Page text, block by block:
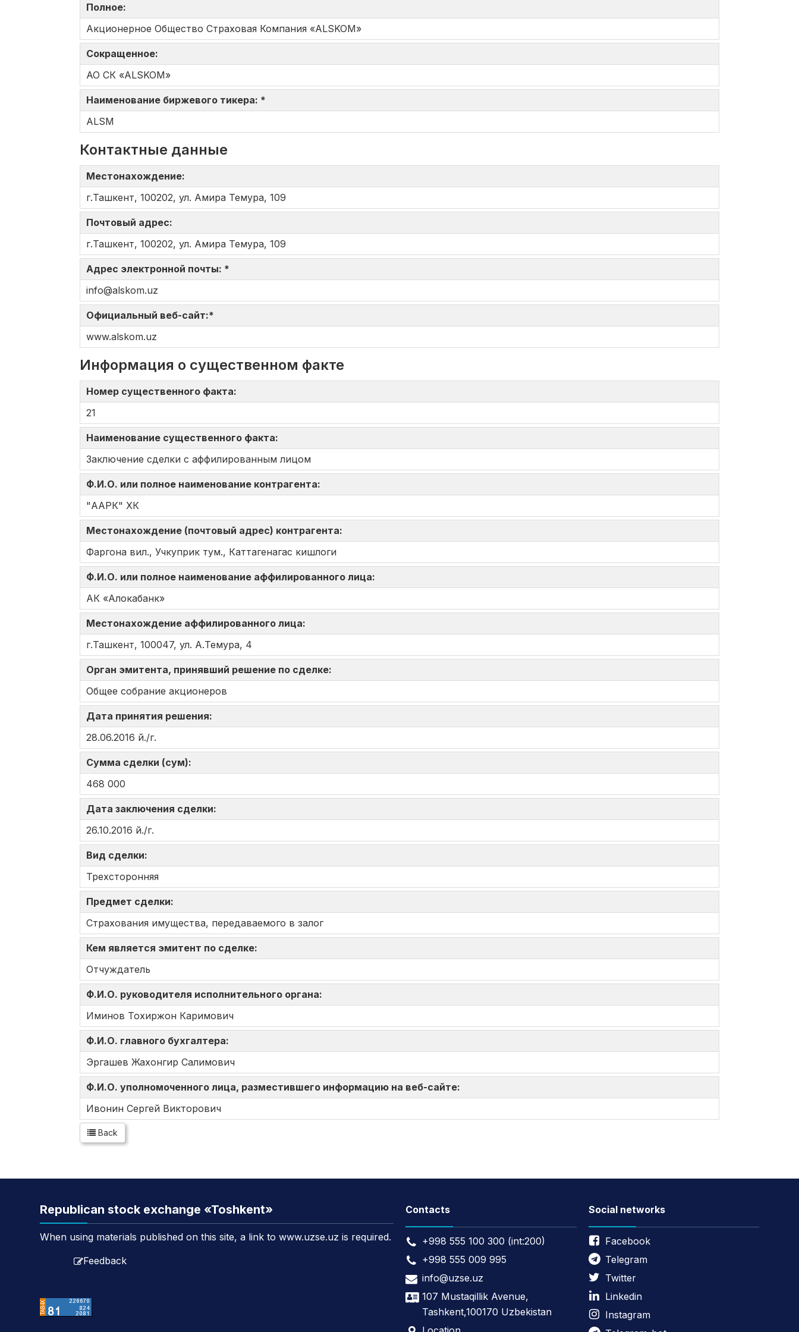
Полное:
Акционерное Общество Страховая Компания «ALSKOM»
Сокращенное:
АО СК «ALSKOM»
Наименование биржевого тикера: *
ALSM
Контактные данные
Местонахождение:
г.Ташкент, 100202, ул. Амира Темура, 109
Почтовый адрес:
г.Ташкент, 100202, ул. Амира Темура, 109
Адрес электронной почты: *
info@alskom.uz
Официальный веб-сайт:*
www.alskom.uz
Информация о существенном факте
Номер существенного факта:
21
Наименование существенного факта:
Заключение сделки с аффилированным лицом
Ф.И.О. или полное наименование контрагента:
"ААРК" ХК
Местонахождение (почтовый адрес) контрагента:
Фаргона вил., Учкуприк тум., Каттагенагас кишлоги
Ф.И.О. или полное наименование аффилированного лица:
АК «Алокабанк»
Местонахождение аффилированного лица:
г.Ташкент, 100047, ул. А.Темура, 4
Орган эмитента, принявший решение по сделке:
Общее собрание акционеров
Дата принятия решения:
28.06.2016 й./г.
Сумма сделки (сум):
468 000
Дата заключения сделки:
26.10.2016 й./г.
Вид сделки:
Трехсторонняя
Предмет сделки:
Страхования имущества, передаваемого в залог
Кем является эмитент по сделке:
Отчуждатель
Ф.И.О. руководителя исполнительного органа:
Иминов Тохиржон Каримович
Ф.И.О. главного бухгалтера:
Эргашев Жахонгир Салимович
Ф.И.О. уполномоченного лица, разместившего информацию на веб-сайте:
Ивонин Сергей Викторович
Back
Republican stock exchange «Toshkent»
When using materials published on this site, a link to www.uzse.uz is required.
Feedback
Contacts
+998 555 100 300 (int:200)
+998 555 009 995
info@uzse.uz
107 Mustaqillik Avenue,
Tashkent,100170 Uzbekistan
Social networks
Facebook
Telegram
Twitter
Linkedin
Instagram